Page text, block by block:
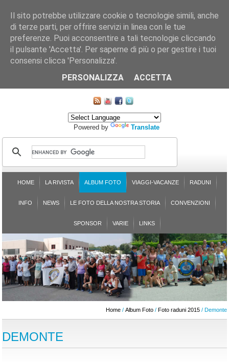
CHI SIAMO LE SEZIONI ASSICURGRANDA
ISCRIZIONE L'AVVOCATO RISPONDE SONDAGGI
Powered by Translate
HOME LA RIVISTA ALBUM FOTO VIAGGI-VACANZE RADUNI
INFO NEWS LE FOTO DELLA NOSTRA STORIA CONVENZIONI
SPONSOR VARIE LINKS
Home/ Album Foto/ Foto raduni 2015/ Demonte
DEMONTE
Il sito potrebbe utilizzare cookie o tecnologie simili, anche
di terze parti, per offrire servizi in linea con le tue
preferenze. Puoi acconsentire a tali tecnologie cliccando
il pulsante 'Accetta'. Per saperne di più o per gestire i tuoi
consensi clicca 'Personalizza'.
PERSONALIZZA
ACCETTA